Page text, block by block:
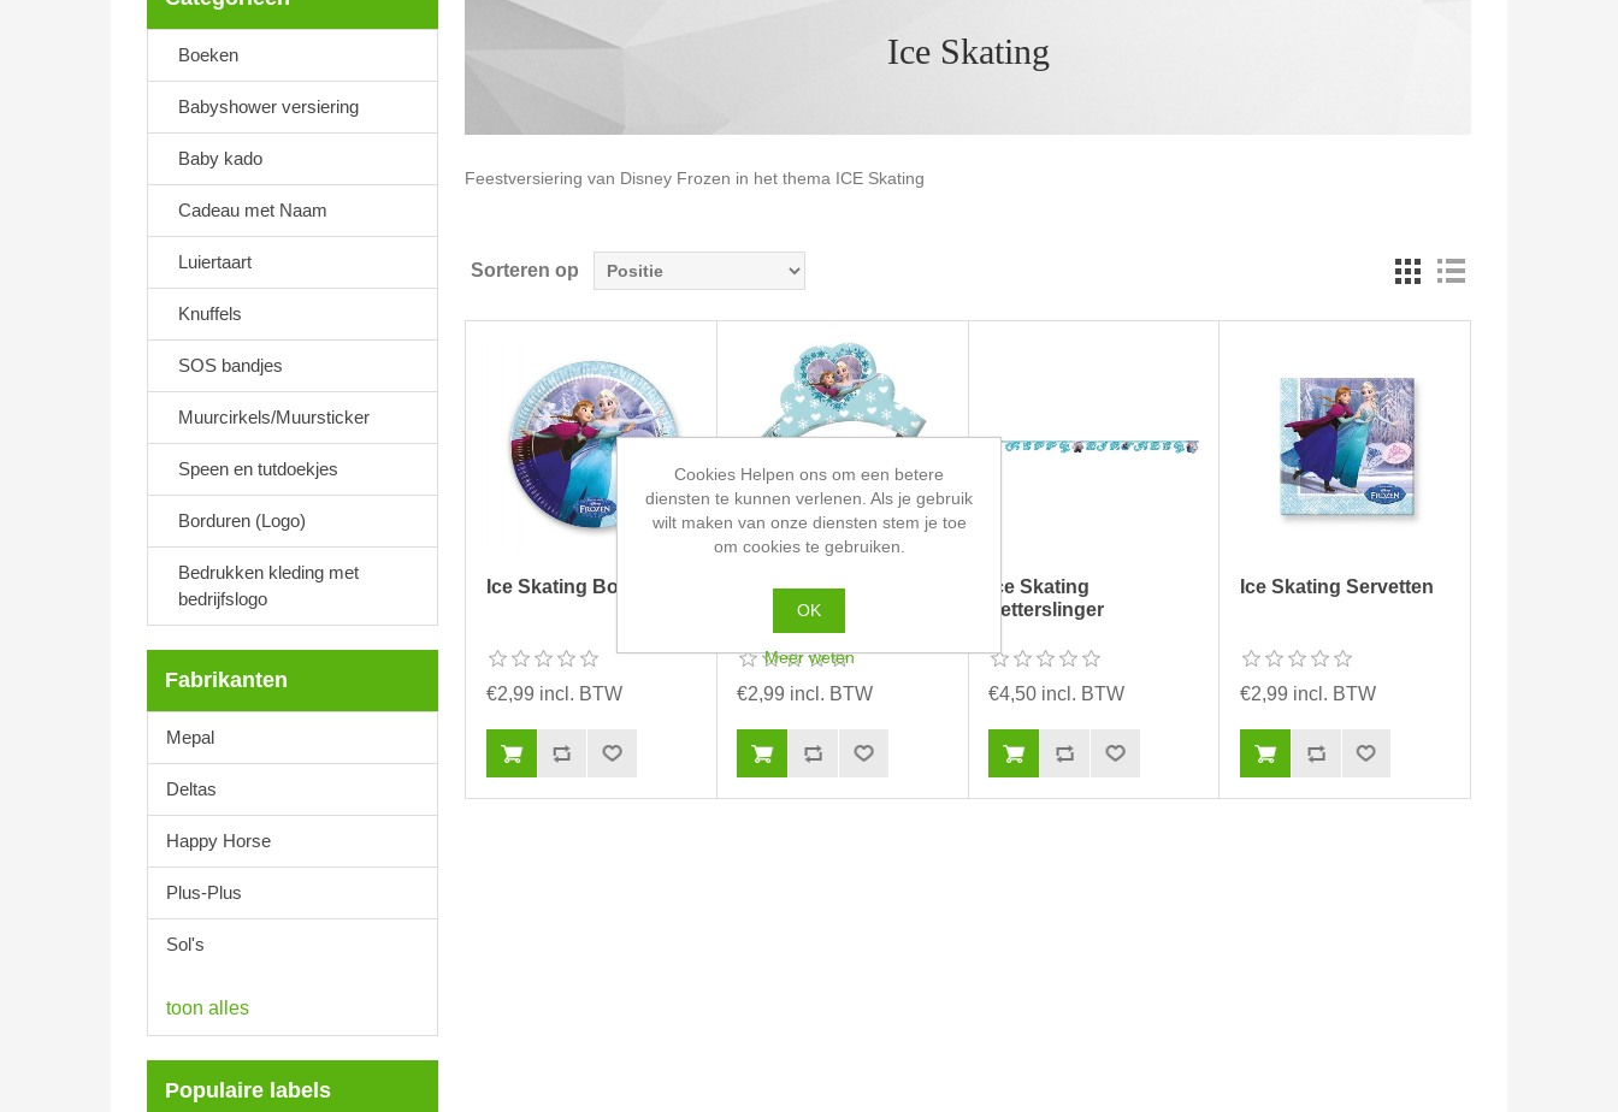
Boeken
Babyshower versiering
Baby kado
Cadeau met Naam
Luiertaart
Knuffels
SOS bandjes
Muurcirkels/Muursticker
Speen en tutdoekjes
Borduren (Logo)
Bedrukken kleding met
bedrijfslogo
Fabrikanten
Mepal
Deltas
Happy Horse
Plus-Plus
Sol's
toon alles
Populaire labels
Ice Skating
Feestversiering van Disney Frozen in het thema ICE Skating
Sorteren op
Ice Skating Bordjes
€2,99 incl. BTW
Ice Skating Kroontjes
€2,99 incl. BTW
Ice Skating
Letterslinger
€4,50 incl. BTW
Ice Skating Servetten
€2,99 incl. BTW
Cookies Helpen ons om een betere
diensten te kunnen verlenen. Als je gebruik
wilt maken van onze diensten stem je toe
om cookies te gebruiken.
OK
Meer weten